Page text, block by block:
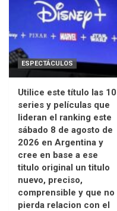
ESPECTÁCULOS
Utilice este título las 10
series y películas que
lideran el ranking este
sábado 8 de agosto de
2026 en Argentina y
cree en base a ese
titulo original un titulo
nuevo, preciso,
comprensible y que no
pierda relacion con el